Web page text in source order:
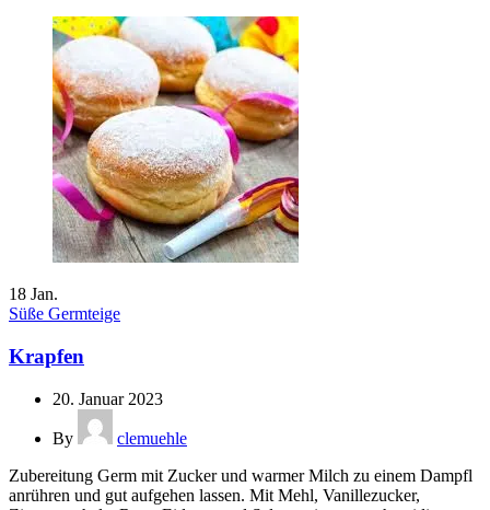
18 Jan.
Süße Germteige
Krapfen
20. Januar 2023
By
clemuehle
Zubereitung Germ mit Zucker und warmer Milch zu einem Dampfl
anrühren und gut aufgehen lassen. Mit Mehl, Vanillezucker,